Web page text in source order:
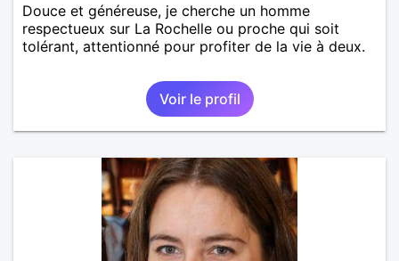
Douce et généreuse, je cherche un homme
respectueux sur La Rochelle ou proche qui soit
tolérant, attentionné pour profiter de la vie à deux.
Voir le profil